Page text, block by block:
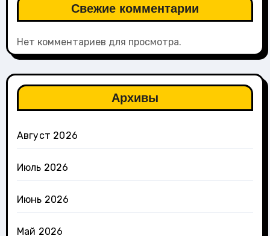
Свежие комментарии
Нет комментариев для просмотра.
Архивы
Август 2026
Июль 2026
Июнь 2026
Май 2026